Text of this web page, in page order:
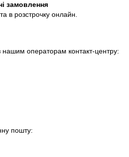
замовлення
в розстрочку онлайн.
операторам контакт-центру:
пошту: